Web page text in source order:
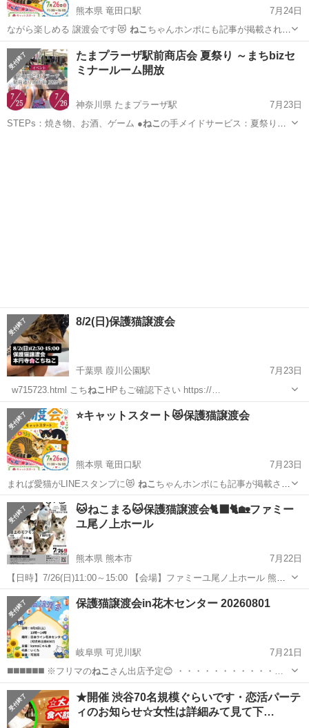
熊本県 竜田口駅
7月24日
ながら楽しめる 譲渡会です😻 ねこ ちゃんホンポにも記事が掲載されて
ます✌…
熊本 熊本市 竜田口駅 その他 会場
たまプラーザ駅前商店会 夏祭り ～まちbizセ
ミナールーム開放
神奈川県 たまプラーザ駅
7月23日
STEPs：焼き物、お酒、ゲーム ●ねこの手メイドサービス：夏祭りに
8/2(日)保護猫譲渡会
千葉県 葭川公園駅
7月23日
_w715723.html こちねこ HPもご確認下さい https://…
千葉 千葉市 葭川公園駅 その他 駐車場
⭐️キャットスタート😻保護猫譲渡会
熊本県 竜田口駅
7月23日
まれば愛猫がLINEスタンプに😻 ねこ ちゃんホンポにも記事が掲載され
てます✌…
熊本 熊本市 竜田口駅 その他 会場
🐱ねこまる🐱保護猫譲渡会🐈‍⬛🐈🏡ファミー
ユ尾ノ上ホール
熊本県 熊本市
7月22日
【日時】7/26(日)11:00～15:00 【会場】ファミーユ尾ノ上ホール 熊本
市東区尾ノ上3-1-12 🅿️あり ★可愛い子猫、成猫が多数参加します ★来
場予約不要 ★見学のみOK🙆‍♀️ ★猫初心者でも、トラ...
熊本 熊本市 その他 ホール
保護猫譲渡会in花木センター 20260801
岐阜県 可児川駅
7月21日
️◼️◼️◼️◼️◼️◼️ ※フリマのねこ さん出店予定😊 ・・・・・・・・・・・…
岐阜 可児市 可児川駅 その他 会場
★開催 渋谷70名規模ぐらいです・恋活パーテ
ィのお知らせ☆女性は詳細みて見て下…